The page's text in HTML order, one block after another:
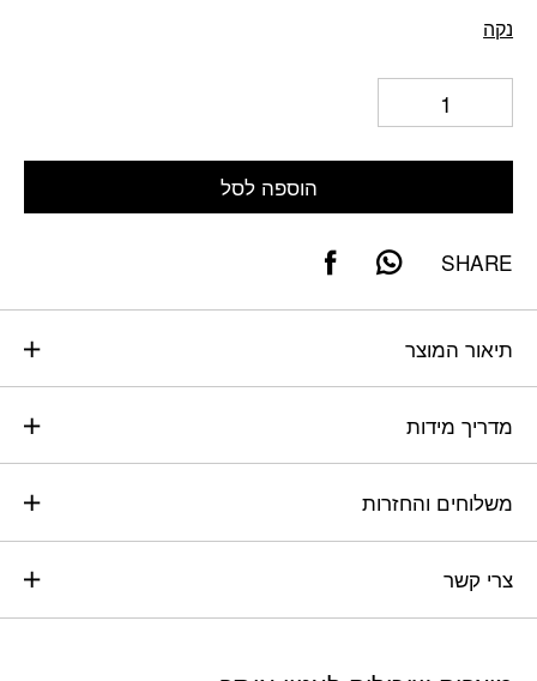
נקה
הוספה לסל
SHARE
תיאור המוצר
מדריך מידות
משלוחים והחזרות
צרי קשר